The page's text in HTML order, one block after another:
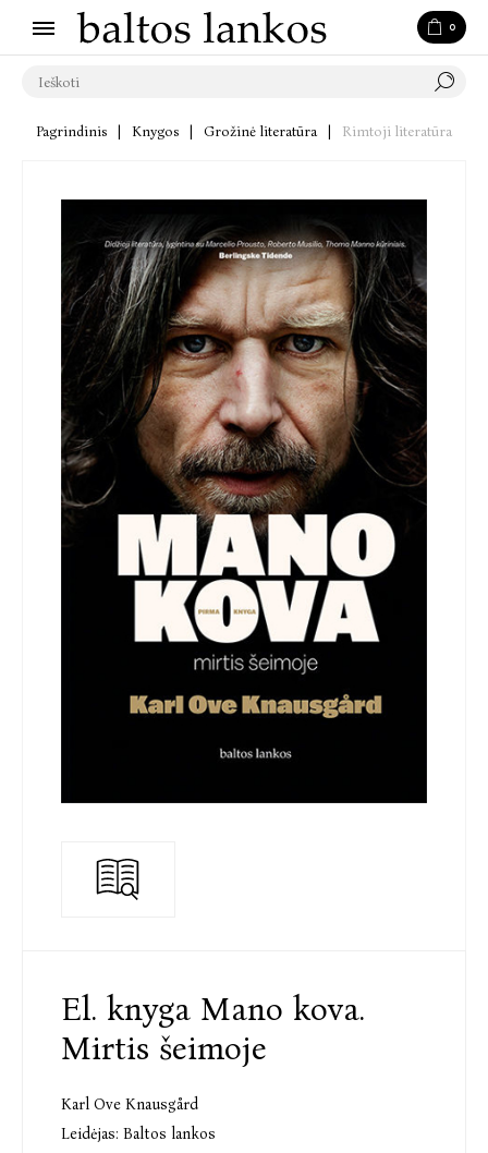
0
Pagrindinis Knygos Grožinė literatūra Rimtoji literatūra
El. knyga Mano kova.
Mirtis šeimoje
Karl Ove Knausgård
Leidėjas: Baltos lankos